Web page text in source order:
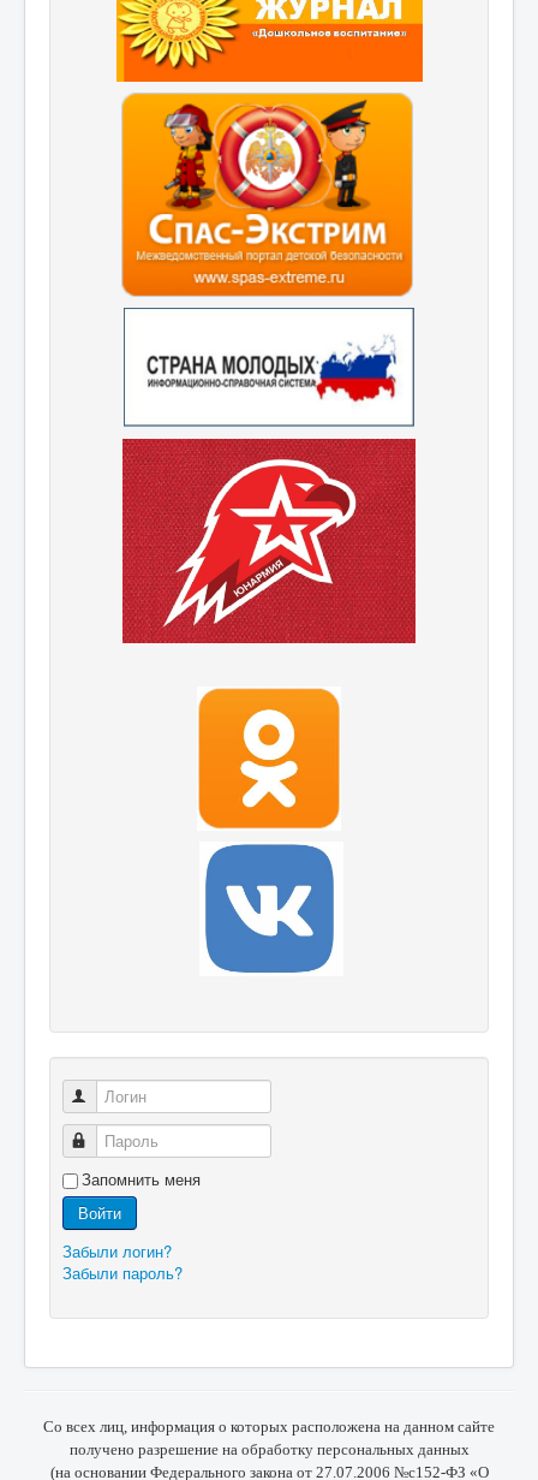
Логин
Пароль
Запомнить меня
Войти
Забыли логин?
Забыли пароль?
Со всех лиц, информация о которых расположена на данном сайте
получено разрешение на обработку персональных данных
(на основании Федерального закона от 27.07.2006 №с152-ФЗ «О